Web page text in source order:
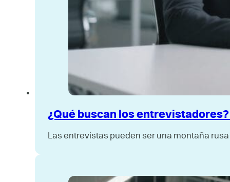
¿Qué buscan los
Las entrevistas pueden ser una montaña